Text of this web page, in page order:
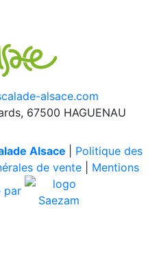
alsace.com
67500 HAGUENAU
Alsace
Politique des
de vente| Mentions
par